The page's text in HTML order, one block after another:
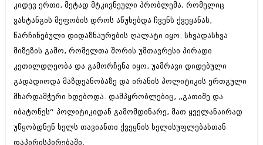
ივლისი 2012 (322)
ივნისი 2012 (282)
მაისი 2012 (240)
აპრილი 2012 (294)
თებერვალი 2012 (376)
იანვარი 2012 (322)
ნოემბერი 2011 (471)
სექტემბერი 2011 (407)
აგვისტო 2011 (249)
ივლისი 2011 (400)
კიდევ ერთი, მეტად მტკივნეული პრობლემა, რომელიც
ვახტანგის მეფობის დროს აწუხებდა ჩვენს ქვეყანას,
წარჩინებული დიდაზნაურების ღალატი იყო. სხვადასხვა
მიზეზის გამო, რომელთა შორის უმთავრესი პირადი
კეთილდღეობა და გამორჩენა იყო, უამრავი დიდებული
გადადიოდა მაზდეანობაზე და ირანის პოლიტიკის ერთგული
მხარდამჭერი ხდებოდა. დამპყრობლებიც, „გათიშე და
იბატონეს“ პოლიტიკიდან გამომდინარე, მათ ყველანაირად
უწყობდნენ ხელს თავიანთი ქვეყნის ხელისუფლებასთან
დაპირისპირებაში.